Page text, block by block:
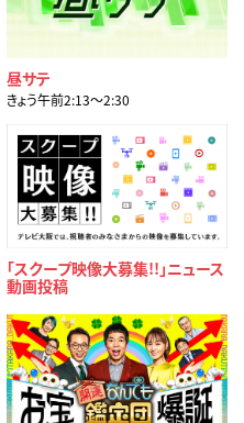
昼サテ
きょう午前2:13〜2:30
「スクープ映像大募集!!」ニュース
動画投稿